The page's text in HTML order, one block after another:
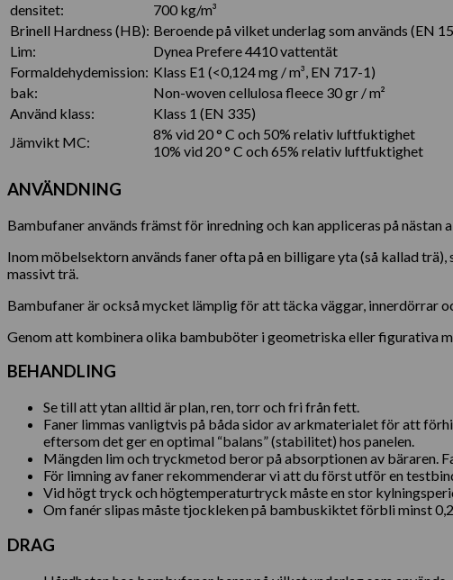
densitet:
700 kg/m³
Brinell Hardness (HB): Beroende på vilket underlag som används (EN
Lim:
Dynea Prefere 4410 vattentät
Formaldehydemission: Klass E1 (<0,124 mg / m³, EN 717-1)
bak:
Non-woven cellulosa fleece 30 gr / m²
Använd klass:
Klass 1 (EN 335)
Jämvikt MC:
8% vid 20 ° C och 50% relativ luftfuktighet
10% vid 20 ° C och 65% relativ luftfuktighet
ANVÄNDNING
Bambufaner används främst för inredning och kan appliceras på
Inom möbelsektorn används faner ofta på en billigare yta (så kallad
massivt trä.
Bambufaner är också mycket lämplig för att täcka väggar, innerdörrar
Genom att kombinera olika bambuböter i geometriska eller figurativa
BEHANDLING
Se till att ytan alltid är plan, ren, torr och fri från fett.
Faner limmas vanligtvis på båda sidor av arkmaterialet för att
eftersom det ger en optimal “balans” (stabilitet) hos panelen.
Mängden lim och tryckmetod beror på absorptionen av bäraren.
För limning av faner rekommenderar vi att du först utför en
Vid högt tryck och högtemperaturtryck måste en stor
Om fanér slipas måste tjockleken på bambuskiktet förbli minst
DRAG